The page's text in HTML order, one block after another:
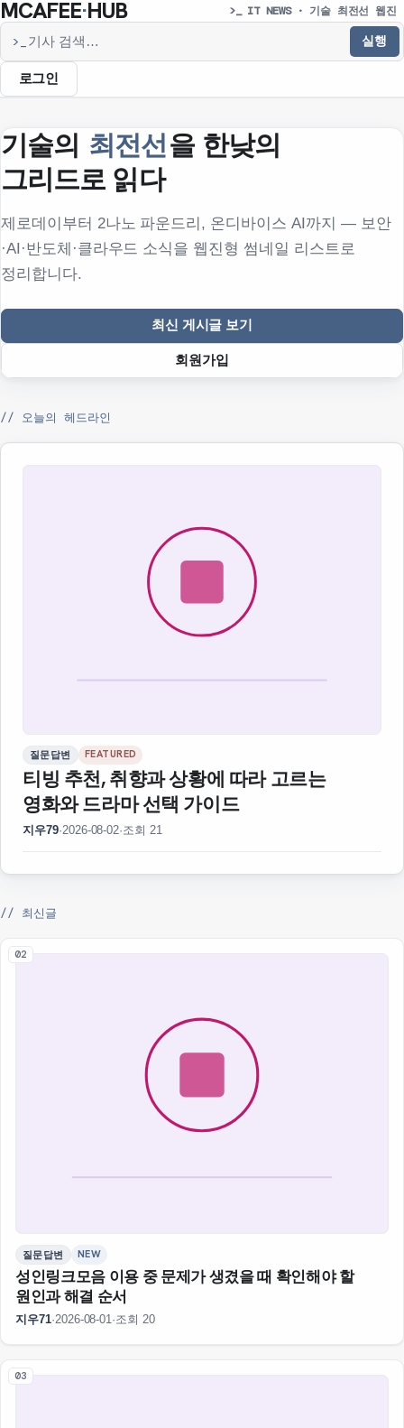
MCAFEE·HUB >_ IT NEWS · 기술 최전선 웹진
>_
기사 검색
실행
로그인
기술의 최전선을 한낮의
그리드로 읽다
제로데이부터 2나노 파운드리, 온디바이스 AI까지 — 보안
·AI·반도체·클라우드 소식을 웹진형 썸네일 리스트로
정리합니다.
최신 게시글 보기
회원가입
// 오늘의 헤드라인
질문답변 FEATURED
티빙 추천, 취향과 상황에 따라 고르는
영화와 드라마 선택 가이드
지우79·2026-08-02·조회 21
// 최신글
02
질문답변 NEW
성인링크모음 이용 중 문제가 생겼을 때 확인해야 할
원인과 해결 순서
지우71·2026-08-01 ·조회 20
03